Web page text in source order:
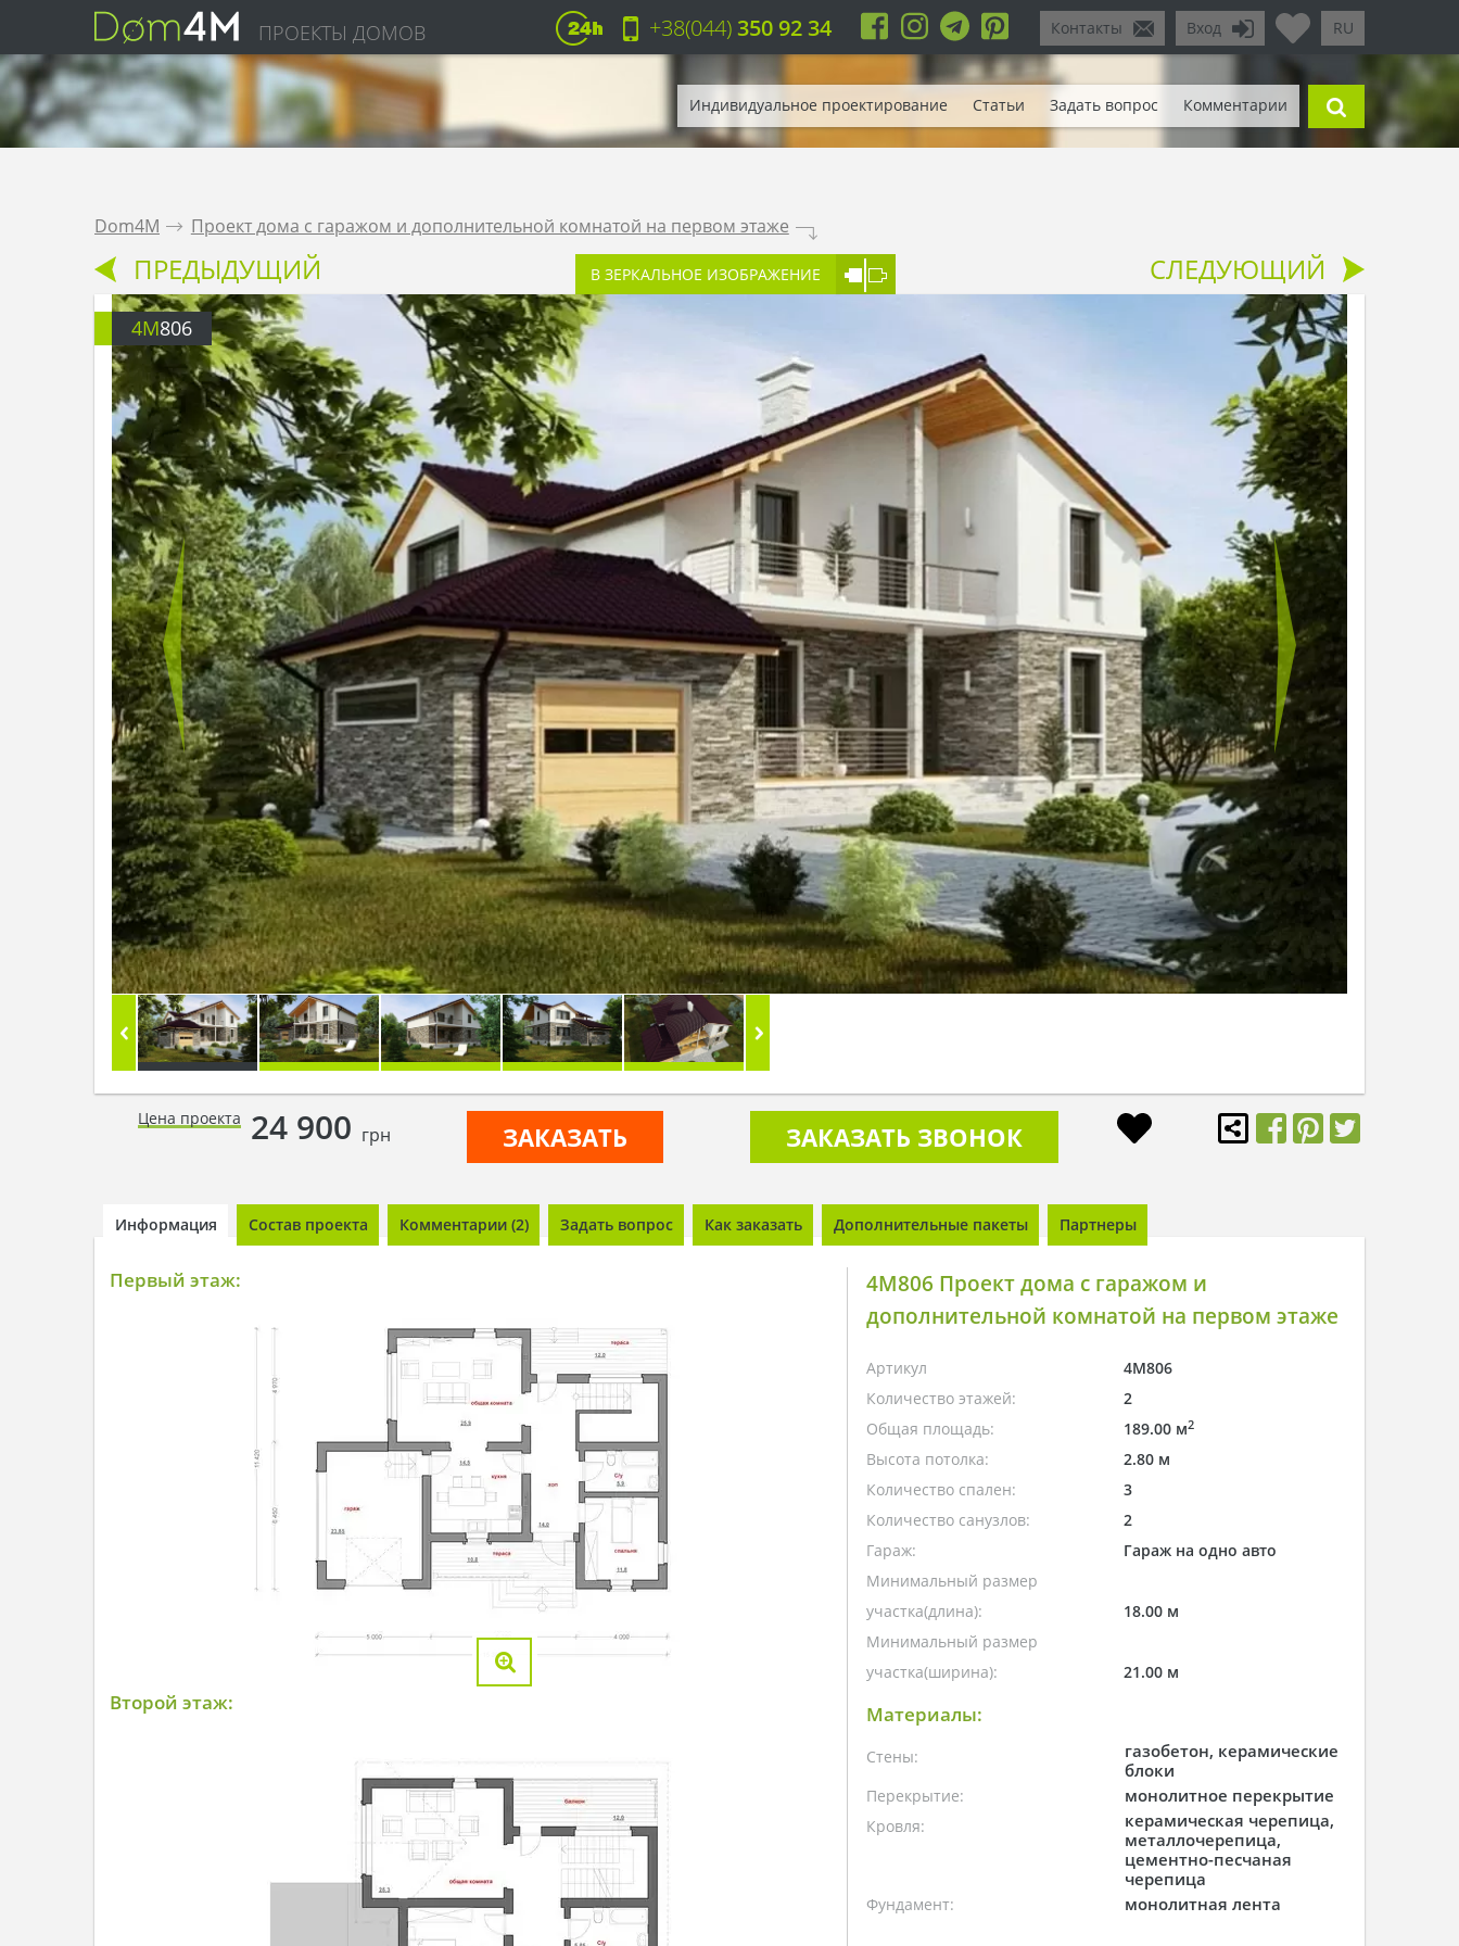
ПРОЕКТЫ ДОМОВ RU
Вход
Контакты
+38(044)350 92 34
Индивидуальное проектирование Статьи Задать вопрос Комментарии
Dom4M . Проект дома с гаражом и дополнительной комнатой на первом этаже .
ПРЕДЫДУЩИЙ В ЗЕРКАЛЬНОЕ ИЗОБРАЖЕНИЕ СЛЕДУЮЩИЙ
4M806
Цена проекта 24 900 грн ЗАКАЗАТЬ ЗАКАЗАТЬ ЗВОНОК
Информация Состав проекта Комментарии (2) Задать вопрос Как заказать Дополнительные пакеты Партнеры
Первый этаж:
Второй этаж:
4M806 Проект дома с гаражом и
дополнительной комнатой на первом этаже
Артикул
4M806
Количество этажей:
2
Общая площадь:
189.00 м2
Высота потолка:
2.80 м
Количество спален:
3
Количество санузлов:
2
Гараж:
Гараж на одно авто
Минимальный размер
участка(длина):
18.00 м
Минимальный размер
участка(ширина):
21.00 м
Материалы:
Стены:
газобетон, керамические
блоки
Перекрытие: монолитное перекрытие
Кровля:
керамическая черепица,
металлочерепица,
цементно-песчаная
черепица
Фундамент: монолитная лента